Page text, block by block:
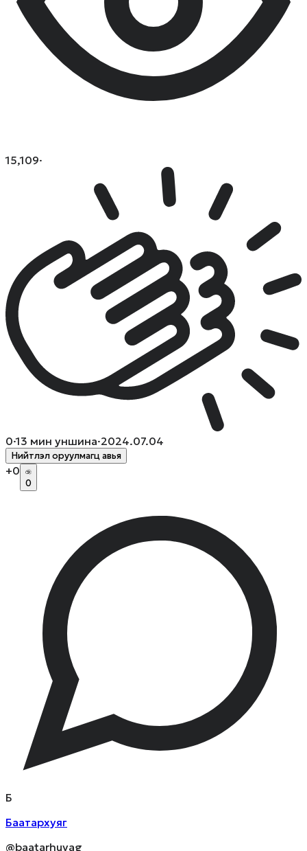
15,109·
0·13 мин уншина·2024.07.04
Нийтлэл оруулмагц авья
+0
0
Б
Баатархуяг
@baatarhuyag